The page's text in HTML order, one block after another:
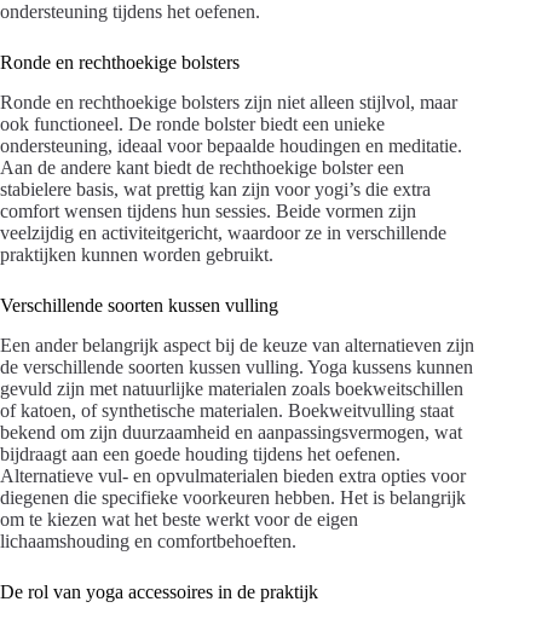
ondersteuning tijdens het oefenen.
Ronde en rechthoekige bolsters
Ronde en rechthoekige bolsters zijn niet alleen stijlvol, maar
ook functioneel. De ronde bolster biedt een unieke
ondersteuning, ideaal voor bepaalde houdingen en meditatie.
Aan de andere kant biedt de rechthoekige bolster een
stabielere basis, wat prettig kan zijn voor yogi’s die extra
comfort wensen tijdens hun sessies. Beide vormen zijn
veelzijdig en activiteitgericht, waardoor ze in verschillende
praktijken kunnen worden gebruikt.
Verschillende soorten kussen vulling
Een ander belangrijk aspect bij de keuze van alternatieven zijn
de verschillende soorten kussen vulling. Yoga kussens kunnen
gevuld zijn met natuurlijke materialen zoals boekweitschillen
of katoen, of synthetische materialen. Boekweitvulling staat
bekend om zijn duurzaamheid en aanpassingsvermogen, wat
bijdraagt aan een goede houding tijdens het oefenen.
Alternatieve vul- en opvulmaterialen bieden extra opties voor
diegenen die specifieke voorkeuren hebben. Het is belangrijk
om te kiezen wat het beste werkt voor de eigen
lichaamshouding en comfortbehoeften.
De rol van yoga accessoires in de praktijk